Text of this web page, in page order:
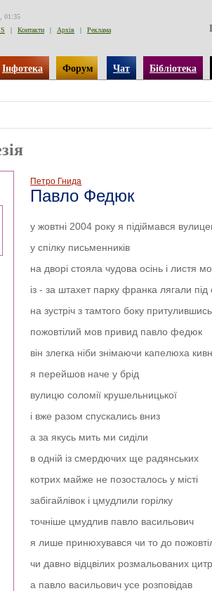
01:35
| Контакти | Архів | Реклама
Інфотека Форум Чат Бібліотека
Петро Гнида
Павло Федюк
у жовтні 2004 року я підіймався
у спілку письменників
на дворі стояла чудова осінь і листя
із - за штахет парку франка лягали під
на зустріч з тамтого боку
пожовтілий мов привид павло федюк
він злегка ніби знімаючи капелюха
я перейшов наче у брід
вулицю соломії крушельницької
і вже разом спускались вниз
а за якусь мить ми сиділи
в одній із смердючих ще радянських
котрих майже не позосталось у місті
забігайлівок і цмудлили горілку
точніше цмудлив павло васильович
я лише принюхувався чи то до
чи давно відцвілих розмальованих
а павло васильович усе розповідав